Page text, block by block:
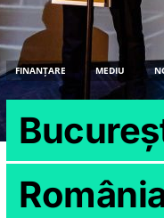
FINANȚARE MEDIU